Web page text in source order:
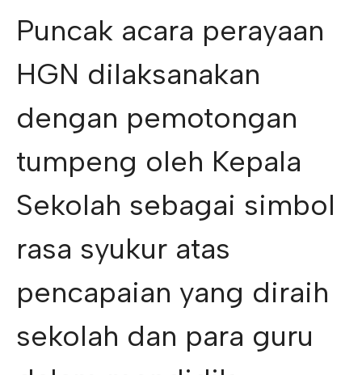
Puncak acara perayaan
HGN dilaksanakan
dengan pemotongan
tumpeng oleh Kepala
Sekolah sebagai simbol
rasa syukur atas
pencapaian yang diraih
sekolah dan para guru